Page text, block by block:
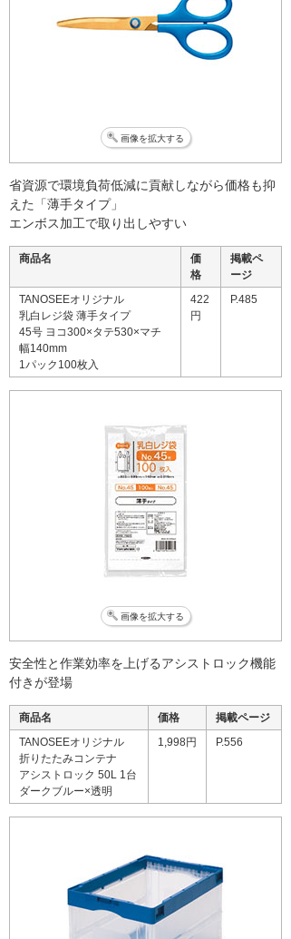
画像を拡大する
省資源で環境負荷低減に貢献しながら価格も抑
えた「薄手タイプ」
エンボス加工で取り出しやすい
商品名
価
格
掲載ペ
ージ
TANOSEEオリジナル
乳白レジ袋 薄手タイプ
45号 ヨコ300×タテ530×マチ
幅140mm
1パック100枚入
422
円
P.485
画像を拡大する
安全性と作業効率を上げるアシストロック機能
付きが登場
商品名 価格
掲載ページ
TANOSEEオリジナル
折りたたみコンテナ
アシストロック 50L 1台
ダークブルー×透明
1,998円 P.556